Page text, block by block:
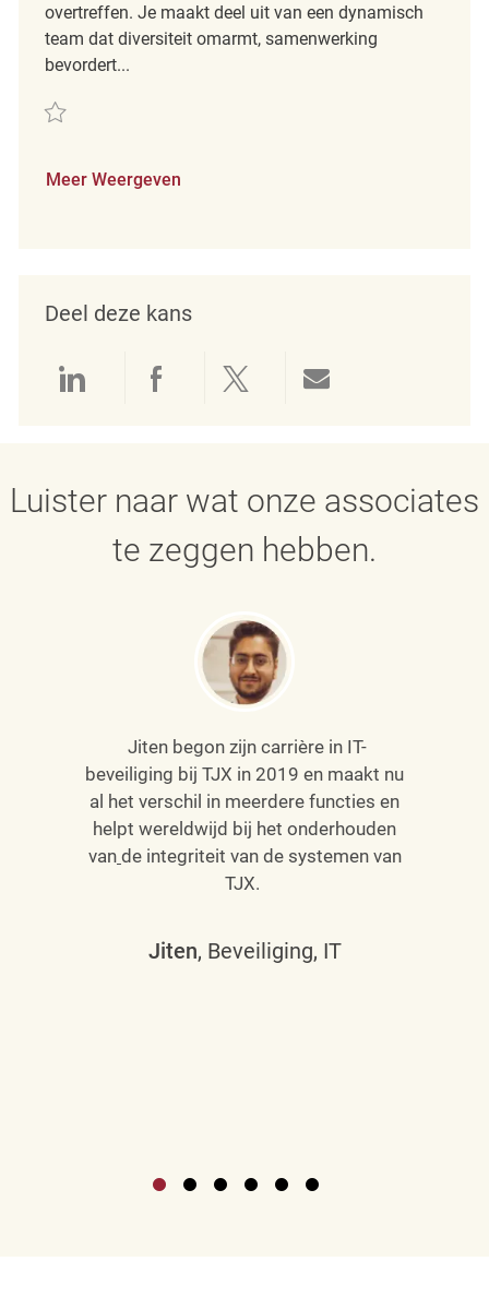
overtreffen. Je maakt deel uit van een dynamisch
team dat diversiteit omarmt, samenwerking
bevordert...
Redden Verkäufer (m/w/d) REQ79402
Meer Weergeven
Deel deze kans
Delen via LinkedIn
Delen via Facebook
Delen via twitter
Luister naar wat onze associates
te zeggen hebben.
Jiten begon zijn carrière in IT-
beveiliging bij TJX in 2019 en maakt nu
al het verschil in meerdere functies en
helpt wereldwijd bij het onderhouden
van de integriteit van de systemen van
TJX.
Jiten, Beveiliging, IT